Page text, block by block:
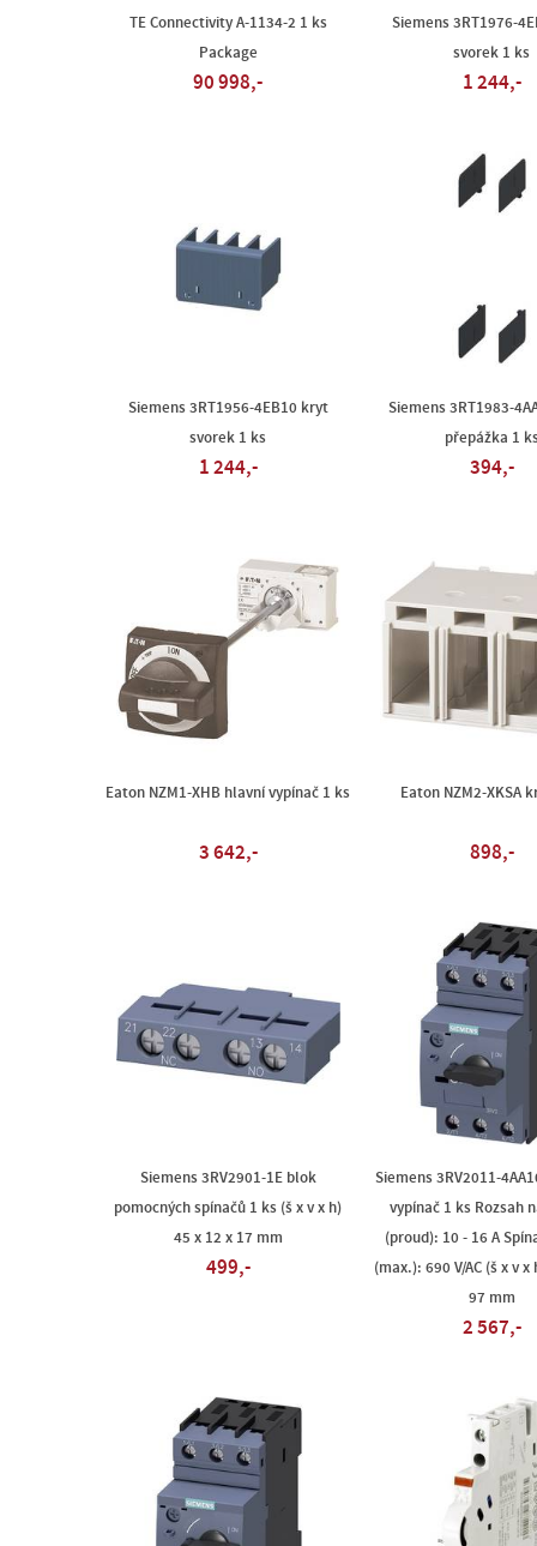
TE Connectivity A-1134-2 1 ks
Package
90 998,-
Siemens 3RT1976-
svorek 1 ks
1 244,-
Siemens 3RT1956-4EB10 kryt
svorek 1 ks
1 244,-
Siemens 3RT1983-
přepážka 1
394,-
Eaton NZM1-XHB hlavní vypínač 1 ks
3 642,-
Eaton NZM2-XKSA
898,-
Siemens 3RV2901-1E blok
pomocných spínačů 1 ks (š x v x h)
45 x 12 x 17 mm
499,-
Siemens 3RV2011-
vypínač 1 ks Rozsah
(proud): 10 - 16 A
(max.): 690 V/AC (š x v x
97 mm
2 567,-